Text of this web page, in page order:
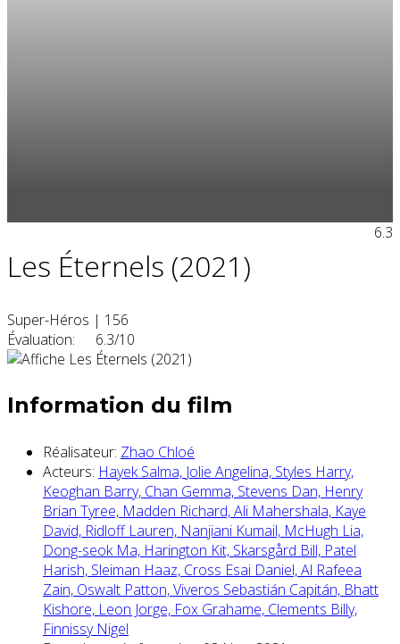
Les Éternels (2021)
Super-Héros | 156
Évaluation:
6.3/10
6.3
Information du film
Réalisateur: Zhao Chloé
Acteurs: Hayek Salma, Jolie Angelina, Styles Harry,
Keoghan Barry, Chan Gemma, Stevens Dan, Henry
Brian Tyree, Madden Richard,Ali Mahershala, Kaye
David, Ridloff Lauren, Nanjiani Kumail, McHugh Lia,
Dong-seok Ma, Harington Kit, Skarsgård Bill, Patel
Harish, Sleiman Haaz, Cross Esai Daniel,Al Rafeea
Zain, Oswalt Patton,Viveros Sebastián Capitán, Bhatt
Kishore, Leon Jorge, Fox Grahame, Clements Billy,
Finnissy Nigel